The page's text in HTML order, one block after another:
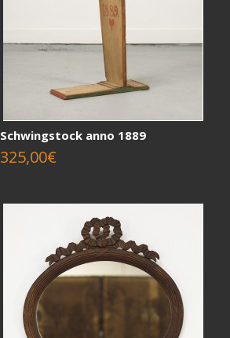
Schwingstock anno 1889
325,00€